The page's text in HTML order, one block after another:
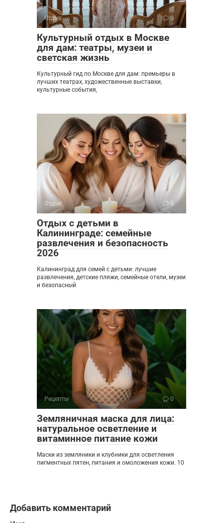
Отдых 0
Культурный отдых в Москве
для дам: театры, музеи и
светская жизнь
Культурный гид по Москве для дам: премьеры в
лучших театрах, художественные выставки,
культурные события,
Отдых 0
Отдых с детьми в
Калининграде: семейные
развлечения и безопасность
2026
Калининград для семей с детьми: лучшие
развлечения, детские пляжи, семейные отели, музеи
и безопасный
Рецепты 0
Земляничная маска для лица:
натуральное осветление и
витаминное питание кожи
Маски из земляники и клубники для осветления
пигментных пятен, питания и омоложения кожи. 10
Добавить комментарий